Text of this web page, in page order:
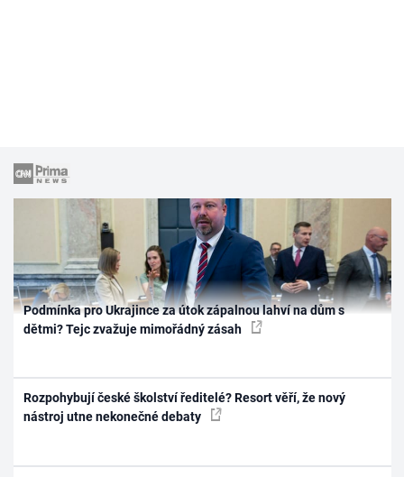
Podmínka pro Ukrajince za útok zápalnou lahví na dům s
dětmi? Tejc zvažuje mimořádný zásah
Rozpohybují české školství ředitelé? Resort věří, že nový
nástroj utne nekonečné debaty